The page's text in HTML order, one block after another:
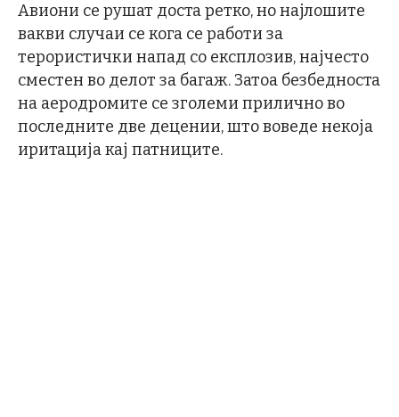
Авиони се рушат доста ретко, но најлошите
вакви случаи се кога се работи за
терористички напад со експлозив, најчесто
сместен во делот за багаж. Затоа безбедноста
на аеродромите се зголеми прилично во
последните две децении, што воведе некоја
иритација кај патниците.